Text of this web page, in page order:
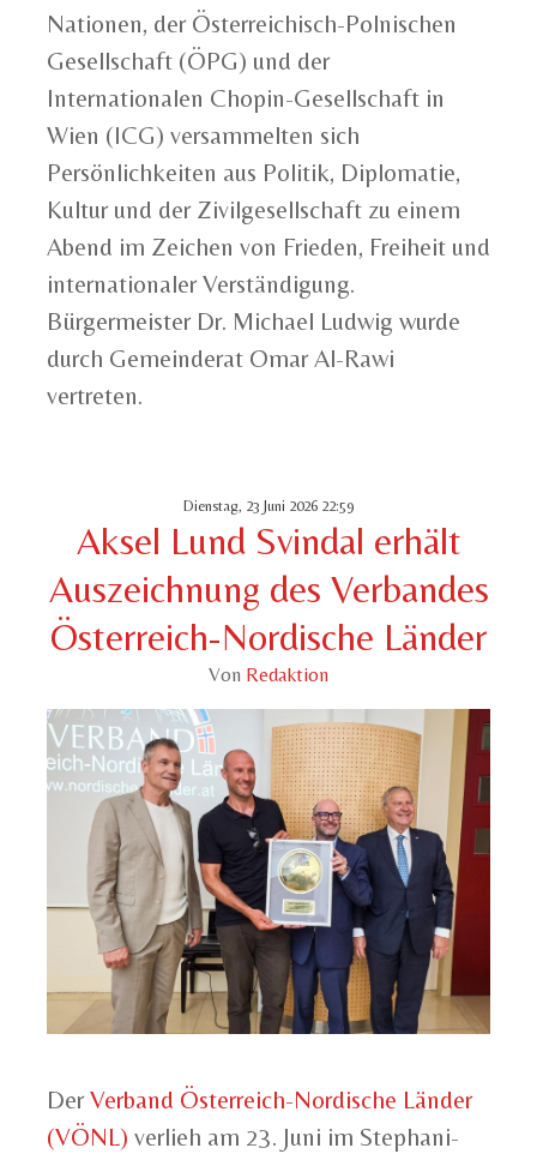
Nationen, der Österreichisch-Polnischen
Gesellschaft (ÖPG) und der
Internationalen Chopin-Gesellschaft in
Wien (ICG) versammelten sich
Persönlichkeiten aus Politik, Diplomatie,
Kultur und der Zivilgesellschaft zu einem
Abend im Zeichen von Frieden, Freiheit und
internationaler Verständigung.
Bürgermeister Dr. Michael Ludwig wurde
durch Gemeinderat Omar Al-Rawi
vertreten.
Dienstag, 23 Juni 2026 22:59
Aksel Lund Svindal erhält
Auszeichnung des Verbandes
Österreich-Nordische Länder
Von Redaktion
DerVerband Österreich-Nordische Länder
(VÖNL) verlieh am 23. Juni im Stephani-